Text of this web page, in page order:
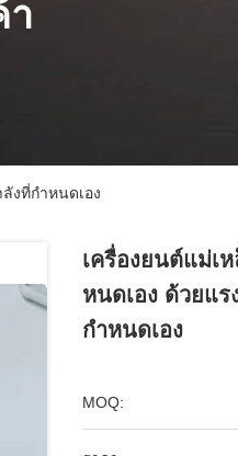
า
งที่กําหนดเอง
เครื่องยนต์แม่เ
หนดเอง ด้วยแร
กําหนดเอง
MOQ: